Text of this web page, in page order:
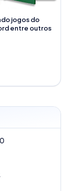
jogos do
entre outros